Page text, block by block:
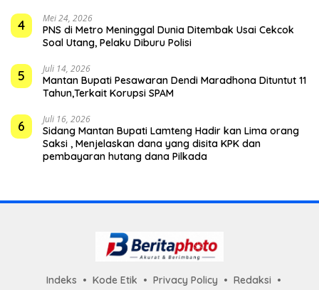
4 Mei 24, 2026
PNS di Metro Meninggal Dunia Ditembak Usai Cekcok
Soal Utang, Pelaku Diburu Polisi
5 Juli 14, 2026
Mantan Bupati Pesawaran Dendi Maradhona Dituntut 11
Tahun,Terkait Korupsi SPAM
6 Juli 16, 2026
Sidang Mantan Bupati Lamteng Hadir kan Lima orang
Saksi , Menjelaskan dana yang disita KPK dan
pembayaran hutang dana Pilkada
Indeks Kode Etik Privacy Policy
Redaksi